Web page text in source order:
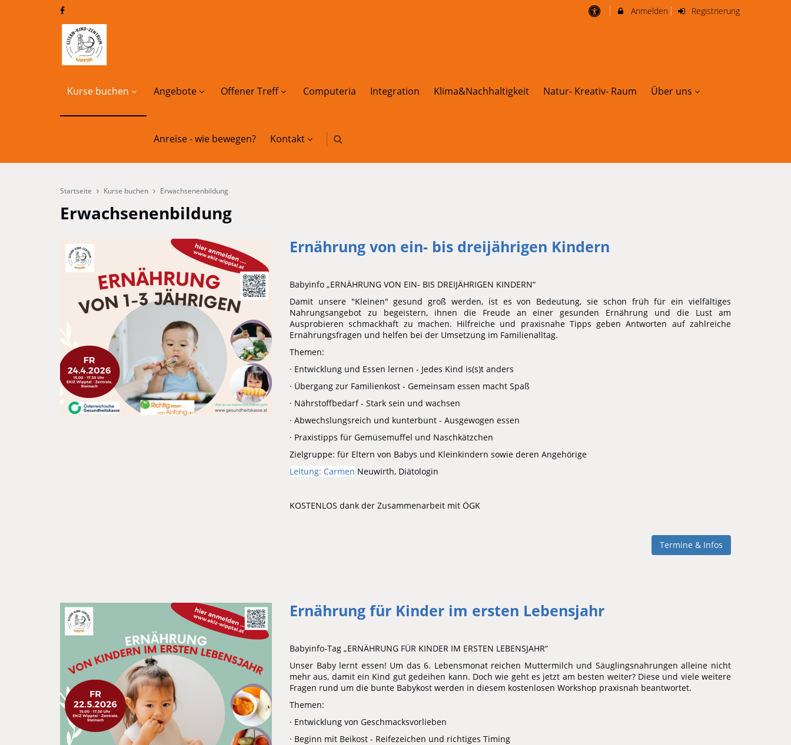
Anmelden Registrierung
Kurse buchen Angebote Offener Treff Computeria Integration Klima&Nachhaltigkeit Natur- Kreativ- Raum Über uns
Anreise - wie bewegen? Kontakt
Startseite Kurse buchen Erwachsenenbildung
Erwachsenenbildung
Ernährung von ein- bis dreijährigen Kindern
Babyinfo „ERNÄHRUNG VON EIN- BIS DREIJÄHRIGEN KINDERN“
Damit unsere "Kleinen" gesund groß werden, ist es von Bedeutung, sie schon früh für ein vielfältiges
Nahrungsangebot zu begeistern, ihnen die Freude an einer gesunden Ernährung und die Lust am
Ausprobieren schmackhaft zu machen. Hilfreiche und praxisnahe Tipps geben Antworten auf zahlreiche
Ernährungsfragen und helfen bei der Umsetzung im Familienalltag.
Themen:
· Entwicklung und Essen lernen - Jedes Kind is(s)t anders
· Übergang zur Familienkost - Gemeinsam essen macht Spaß
· Nährstoffbedarf - Stark sein und wachsen
· Abwechslungsreich und kunterbunt - Ausgewogen essen
· Praxistipps für Gemüsemuffel und Naschkätzchen
Zielgruppe: für Eltern von Babys und Kleinkindern sowie deren Angehörige
Leitung: Carmen Neuwirth, Diätologin
KOSTENLOS dank der Zusammenarbeit mit ÖGK
Termine & Infos
Ernährung für Kinder im ersten Lebensjahr
Babyinfo-Tag „ERNÄHRUNG FÜR KINDER IM ERSTEN LEBENSJAHR“
Unser Baby lernt essen! Um das 6. Lebensmonat reichen Muttermilch und Säuglingsnahrungen alleine nicht
mehr aus, damit ein Kind gut gedeihen kann. Doch wie geht es jetzt am besten weiter? Diese und viele weitere
Fragen rund um die bunte Babykost werden in diesem kostenlosen Workshop praxisnah beantwortet.
Themen:
· Entwicklung von Geschmacksvorlieben
· Beginn mit Beikost - Reifezeichen und richtiges Timing